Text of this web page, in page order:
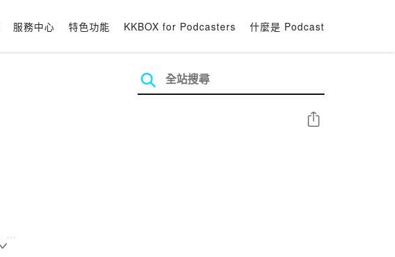
服務中心 特色功能 KKBOX for Podcasters 什麼是 Podcast
分享